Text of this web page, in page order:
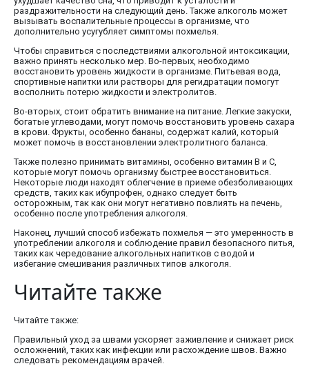
раздражительности на следующий день. Также алкоголь может
вызывать воспалительные процессы в организме, что
дополнительно усугубляет симптомы похмелья.
Чтобы справиться с последствиями алкогольной интоксикации,
важно принять несколько мер. Во-первых, необходимо
восстановить уровень жидкости в организме. Питьевая вода,
спортивные напитки или растворы для регидратации помогут
восполнить потерю жидкости и электролитов.
Во-вторых, стоит обратить внимание на питание. Легкие закуски,
богатые углеводами, могут помочь восстановить уровень сахара
в крови. Фрукты, особенно бананы, содержат калий, который
может помочь в восстановлении электролитного баланса.
Также полезно принимать витамины, особенно витамин B и C,
которые могут помочь организму быстрее восстановиться.
Некоторые люди находят облегчение в приеме обезболивающих
средств, таких как ибупрофен, однако следует быть
осторожным, так как они могут негативно повлиять на печень,
особенно после употребления алкоголя.
Наконец, лучший способ избежать похмелья — это умеренность в
употреблении алкоголя и соблюдение правил безопасного питья,
таких как чередование алкогольных напитков с водой и
избегание смешивания различных типов алкоголя.
Читайте также
Читайте также:
Правильный уход за швами ускоряет заживление и снижает риск
осложнений, таких как инфекции или расхождение швов. Важно
следовать рекомендациям врачей.